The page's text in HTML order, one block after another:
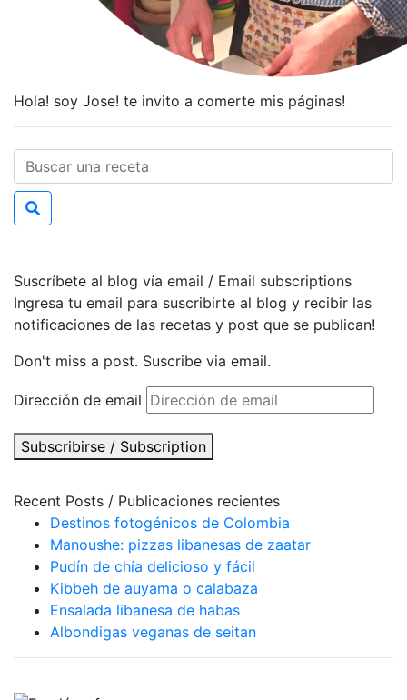
Hola! soy Jose! te invito a comerte mis páginas!
Suscríbete al blog vía email / Email subscriptions
Ingresa tu email para suscribirte al blog y recibir las
notificaciones de las recetas y post que se publican!
Don't miss a post. Suscribe via email.
Dirección de email
Subscribirse / Subscription
Recent Posts / Publicaciones recientes
Destinos fotogénicos de Colombia
Manoushe: pizzas libanesas de zaatar
Pudín de chía delicioso y fácil
Kibbeh de auyama o calabaza
Ensalada libanesa de habas
Albondigas veganas de seitan